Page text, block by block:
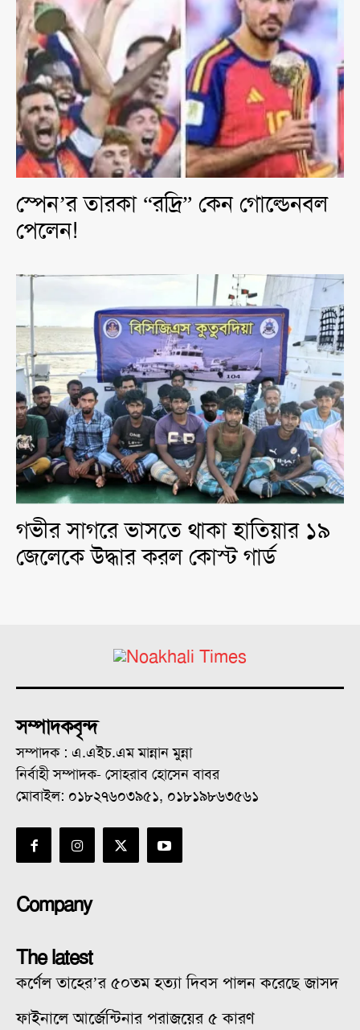
স্পেন’র তারকা “রদ্রি” কেন গোল্ডেনবল
পেলেন!
গভীর সাগরে ভাসতে থাকা হাতিয়ার ১৯
জেলেকে উদ্ধার করল কোস্ট গার্ড
সম্পাদকবৃন্দ
সম্পাদক : এ.এইচ.এম মান্নান মুন্না
নির্বাহী সম্পাদক- সোহরাব হোসেন বাবর
মোবাইল: ০১৮২৭৬০৩৯৫১, ০১৮১৯৮৬৩৫৬১
Company
The latest
কর্ণেল তাহের’র ৫০তম হত্যা দিবস পালন করেছে জাসদ
ফাইনালে আর্জেন্টিনার পরাজয়ের ৫ কারণ